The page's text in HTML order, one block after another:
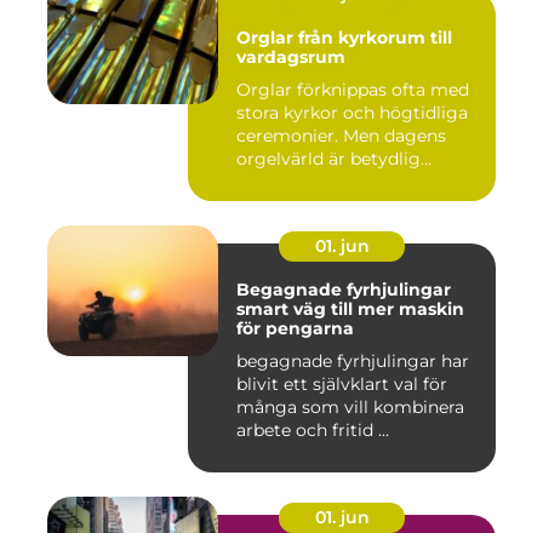
Orglar från kyrkorum till
vardagsrum
Orglar förknippas ofta med
stora kyrkor och högtidliga
ceremonier. Men dagens
orgelvärld är betydlig...
01. jun
Begagnade fyrhjulingar
smart väg till mer maskin
för pengarna
begagnade fyrhjulingar har
blivit ett självklart val för
många som vill kombinera
arbete och fritid ...
01. jun